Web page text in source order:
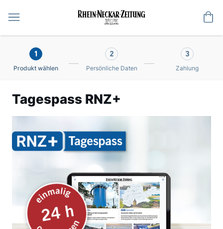
1
Produkt wählen
2
Persönliche Daten
3
Zahlung
Tagespass RNZ+